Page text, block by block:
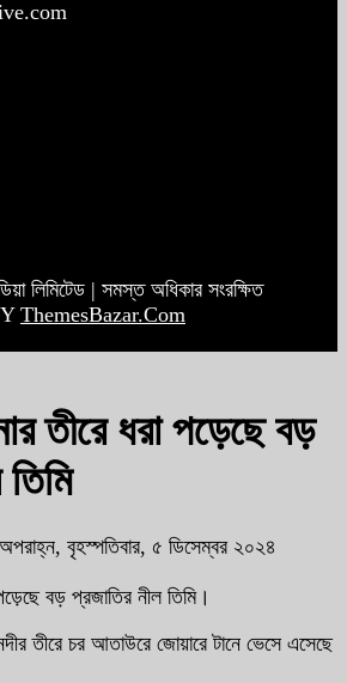
লিমিটেড | সমস্ত অধিকার সংরক্ষিত
ThemesBazar.Com
তীরে ধরা পড়েছে বড়
বৃহস্পতিবার, ৫ ডিসেম্বর ২০২৪
বড় প্রজাতির নীল তিমি।
নদীর তীরে চর আতাউরে জোয়ারে টানে ভেসে এসেছে